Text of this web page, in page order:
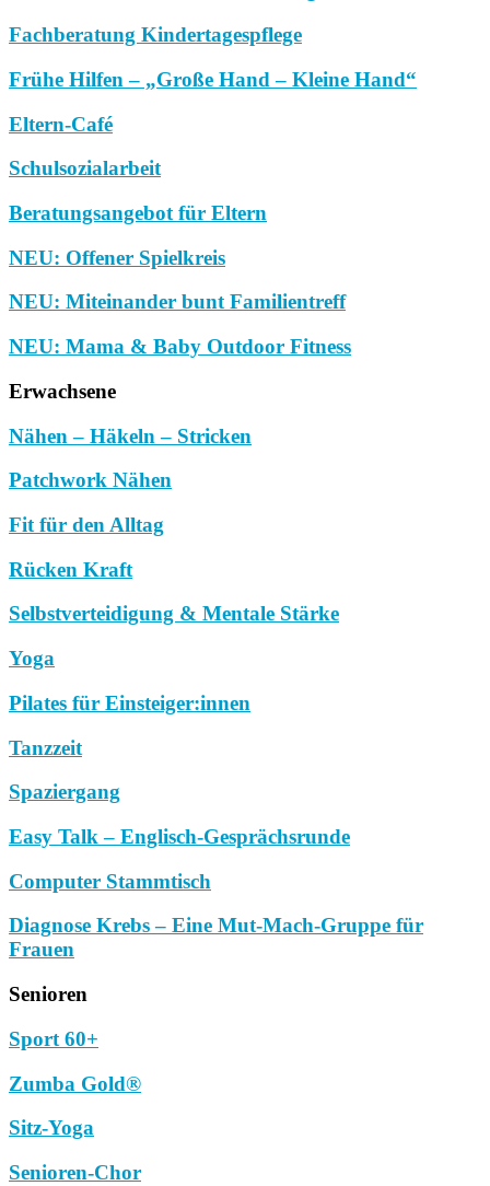
Fachberatung Kindertagespflege
Frühe Hilfen – „Große Hand – Kleine Hand“
Eltern-Café
Schulsozialarbeit
Beratungsangebot für Eltern
NEU: Offener Spielkreis
NEU: Miteinander bunt Familientreff
NEU: Mama & Baby Outdoor Fitness
Erwachsene
Nähen – Häkeln – Stricken
Patchwork Nähen
Fit für den Alltag
Rücken Kraft
Selbstverteidigung & Mentale Stärke
Yoga
Pilates für Einsteiger:innen
Tanzzeit
Spaziergang
Easy Talk – Englisch-Gesprächsrunde
Computer Stammtisch
Diagnose Krebs – Eine Mut-Mach-Gruppe für
Frauen
Senioren
Sport 60+
Zumba Gold®
Sitz-Yoga
Senioren-Chor